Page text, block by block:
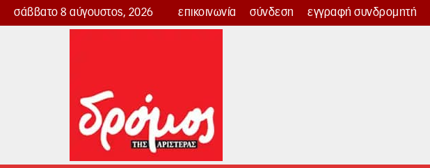
σάββατο 8 αύγουστος, 2026 επικοινωνία σύνδεση εγγραφή συνδρομητή
Δρόμος